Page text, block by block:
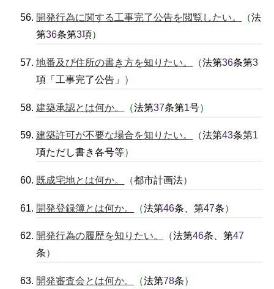
開発行為に関する工事完了公告を閲覧したい。 （法
第36条第3項）
地番及び住所の書き方を知りたい。 （法第36条第3
項「工事完了公告」
）
建築承認とは何か。 （法第37条第1号）
建築許可が不要な場合を知りたい。 （法第43条第1
項ただし書き各号等）
既成宅地とは何か。 （都市計画法）
開発登録簿とは何か。 （法第46条、第47条）
開発行為の履歴を知りたい。 （法第46条、第47
条）
開発審査会とは何か。 （法第78条）